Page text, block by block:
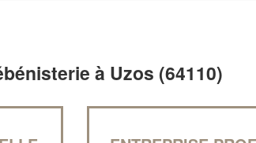
à Uzos (64110)